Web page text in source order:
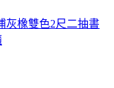
灰橡雙色2尺二抽書